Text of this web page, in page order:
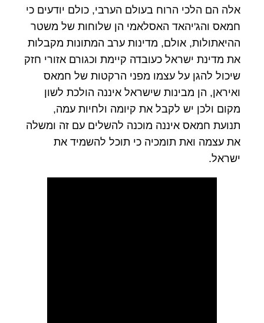
אלה הם הלכי הרוח בעולם הערבי, כולם יודעים כי
חמאס והג'יהאד האסלאמי הן שלוחות של משטר
ההיאתולות, אולם, מדינות ערב המתונות מקבלות
את מדינת ישראל כעובדה קיימת וכגורם אזורי חזק
שיכול להגן על עצמו מפני הרקטות של חמאס
ואיראן, הן מבינות שישראל איננה הולכת לשון
מקום ולכן יש לקבל את קיומה ולחיות עמה,
תנועת חמאס איננה מוכנה להשלים עם זה ומשלה
את עצמה ואת תומכיה כי תוכל להשמיד את
ישראל.